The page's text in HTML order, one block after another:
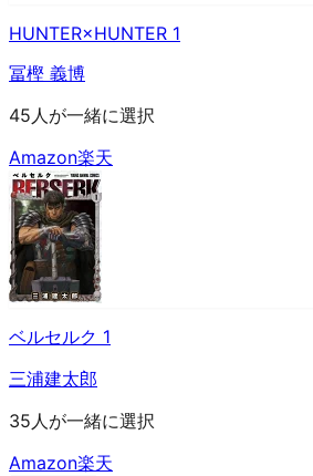
HUNTER×HUNTER 1
冨樫 義博
45人が一緒に選択
Amazon楽天
ベルセルク 1
三浦建太郎
35人が一緒に選択
Amazon楽天